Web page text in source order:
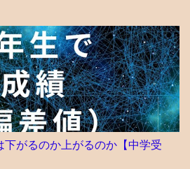
いたのか、htmlコードを貼り付けたの
瞬思ったが、 そもそも記事作成画面に
修正もできないため、放置。 データ
分。 最近は見た映画の備忘録と化し
と困る。 ケチらずにワードプレスに
後悔 昼飯食いながらネットで調べる
が自動で巡回して判定していて、 大量
年に一回ぐらいおきるらしい 再審査
下がるのか上がるのか【中学受